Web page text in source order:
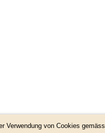
Verwendung von Cookies gemäss